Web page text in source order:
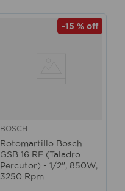
-15 % off
BOSCH
Rotomartillo Bosch
GSB 16 RE (Taladro
Percutor) - 1/2", 850W,
3250 Rpm